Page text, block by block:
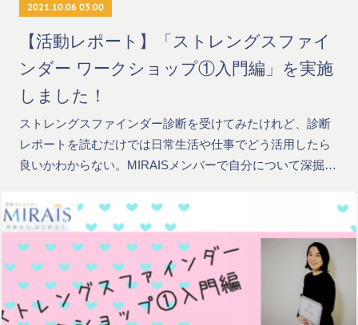
2021.10.06 03:00
【活動レポート】「ストレングスファイ
ンダー ワークショップ①入門編」を実施
しました！
ストレングスファインダー診断を受けてみたけれど、診断
レポートを読むだけでは日常生活や仕事でどう活用したら
良いかわからない。MIRAISメンバーで自分について深掘…